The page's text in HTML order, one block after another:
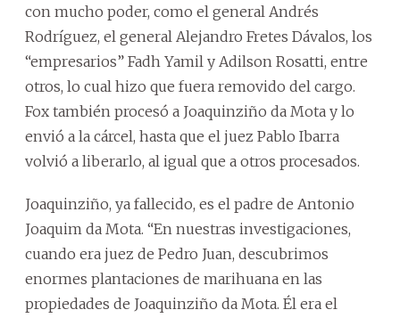
con mucho poder, como el general Andrés
Rodríguez, el general Alejandro Fretes Dávalos, los
“empresarios” Fadh Yamil y Adilson Rosatti, entre
otros, lo cual hizo que fuera removido del cargo.
Fox también procesó a Joaquinziño da Mota y lo
envió a la cárcel, hasta que el juez Pablo Ibarra
volvió a liberarlo, al igual que a otros procesados.
Joaquinziño, ya fallecido, es el padre de Antonio
Joaquim da Mota. “En nuestras investigaciones,
cuando era juez de Pedro Juan, descubrimos
enormes plantaciones de marihuana en las
propiedades de Joaquinziño da Mota. Él era el